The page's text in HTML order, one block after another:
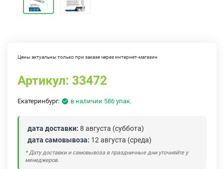
Цены актуальны только при заказе через интернет-магазин
Артикул: 33472
Екатеринбург: в наличии 586 упак.
дата доставки: 8 августа (суббота)
дата самовывоза: 12 августа (среда)
* Дату доставки и самовывоза в праздничные дни уточняйте у
менеджеров.